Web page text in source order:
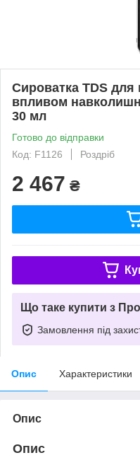
Сироватка TDS для
впливом
30 мл
Готово до відправки
Код: F1126
Роздріб
2 467 ₴
Що таке купити з
Замовлення під
Опис Характеристики
Опис
Опис